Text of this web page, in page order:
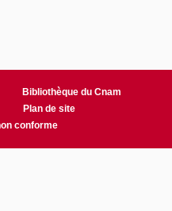
Bibliothèque du Cnam
Plan de site
conforme